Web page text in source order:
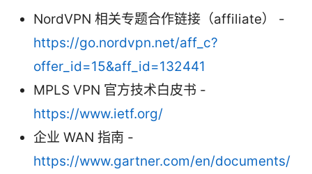
NordVPN 相关专题合作链接（affiliate） -
https://go.nordvpn.net/aff_c?
offer_id=15&aff_id=132441
MPLS VPN 官方技术白皮书 -
https://www.ietf.org/
企业 WAN 指南 -
https://www.gartner.com/en/documents/